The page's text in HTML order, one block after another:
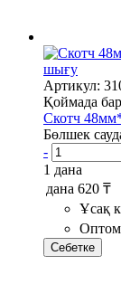
шығу
Артикул:
Қоймада бар
Скотч
Бөлшек
-
1 дана
дана 620 ₸
Ұсақ
Оптом
Себетке